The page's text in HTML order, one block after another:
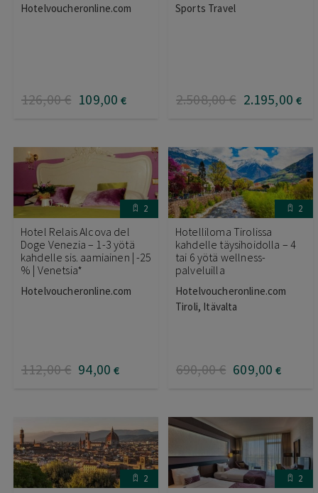
Hotelvoucheronline.com
126,00€ 109,00 €
Sports Travel
2.508,00€ 2.195,00 €
2
Hotel Relais Alcova del
Doge Venezia – 1-3 yötä
kahdelle sis. aamiainen | -25
% | Venetsia*
Hotelvoucheronline.com
112,00€ 94,00 €
2
Hotelliloma Tirolissa
kahdelle täysihoidolla – 4
tai 6 yötä wellness-
palveluilla
Hotelvoucheronline.com
Tiroli, Itävalta
690,00€ 609,00 €
2 2